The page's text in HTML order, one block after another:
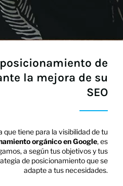
de
la mejora de su
SEO
tiene para la visibilidad de tu
orgánico en Google, es
a según tus objetivos y tus
de posicionamiento que se
adapte a tus necesidades.